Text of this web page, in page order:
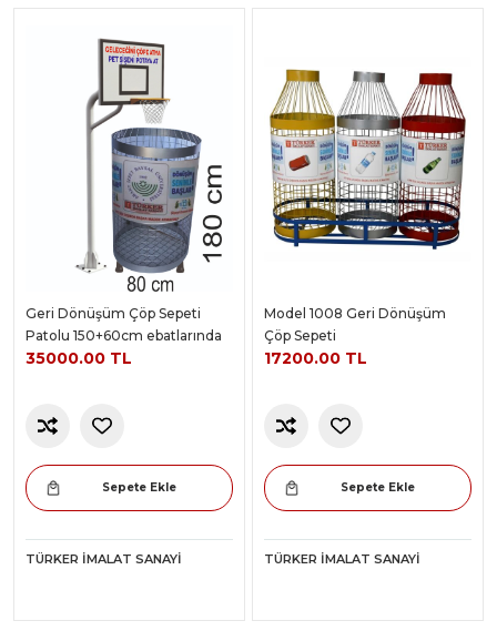
Geri Dönüşüm Çöp Sepeti
Patolu 150+60cm ebatlarında
35000.00 TL
Sepete Ekle
TÜRKER İMALAT SANAYI
Model 1008 Geri Dönüşüm
Çöp Sepeti
17200.00 TL
Sepete Ekle
TÜRKER İMALAT SANAYI